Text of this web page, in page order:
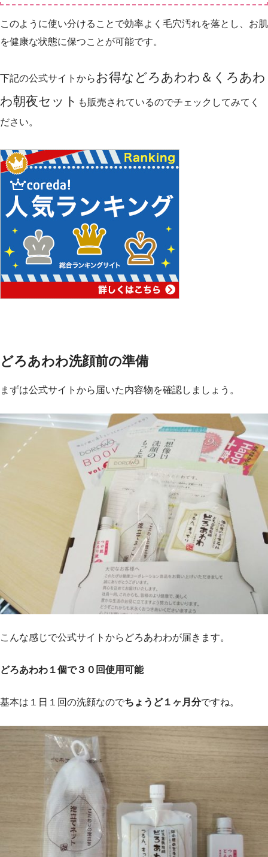
このように使い分けることで効率よく毛穴汚れを落とし、お肌
を健康な状態に保つことが可能です。
下記の公式サイトから お得などろあわわ＆くろあわ
わ朝夜セット も販売されているのでチェックしてみてく
ださい。
どろあわわ洗顔前の準備
まずは公式サイトから届いた内容物を確認しましょう。
こんな感じで公式サイトからどろあわわが届きます。
どろあわわ１個で３０回使用可能
基本は１日１回の洗顔なのでちょうど１ヶ月分ですね。